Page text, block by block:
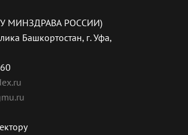
МИНЗДРАВА РОССИИ)
Башкортостан, г. Уфа,